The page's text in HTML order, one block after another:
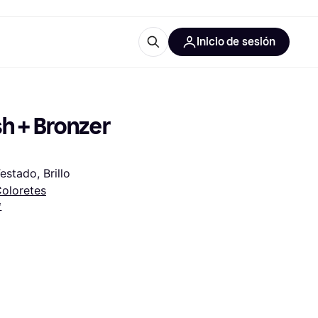
Inicio de sesión
+ Bronzer
Brillo